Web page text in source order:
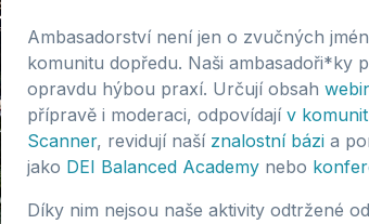
Ambasadorství není jen o zvučných
komunitu dopředu. Naši ambasadoři*ky
opravdu hýbou praxí. Určují obsah
přípravě i moderaci, odpovídají v
Scanner, revidují naší znalostní bázi a
jako DEI Balanced Academy nebo
Díky nim nejsou naše aktivity odtržené